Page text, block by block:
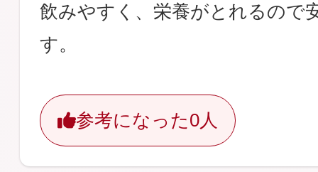
飲みやすく、栄養がとれるので
す。
参考になった0人